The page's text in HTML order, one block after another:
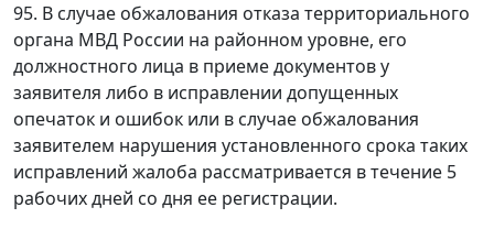
95. В случае обжалования отказа территориального
органа МВД России на районном уровне, его
должностного лица в приеме документов у
заявителя либо в исправлении допущенных
опечаток и ошибок или в случае обжалования
заявителем нарушения установленного срока таких
исправлений жалоба рассматривается в течение 5
рабочих дней со дня ее регистрации.